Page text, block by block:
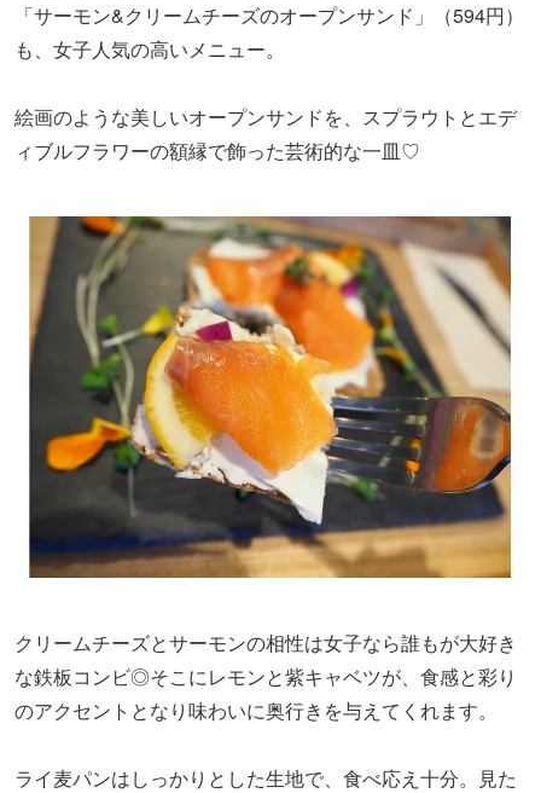
「サーモン&クリームチーズのオープンサンド」（594円）
も、女子人気の高いメニュー。
絵画のような美しいオープンサンドを、スプラウトとエデ
ィブルフラワーの額縁で飾った芸術的な一皿♡
クリームチーズとサーモンの相性は女子なら誰もが大好き
な鉄板コンビ◎そこにレモンと紫キャベツが、食感と彩り
のアクセントとなり味わいに奥行きを与えてくれます。
ライ麦パンはしっかりとした生地で、食べ応え十分。見た